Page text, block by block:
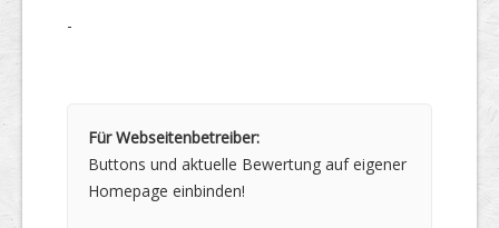
-
Für Webseitenbetreiber:
Buttons und aktuelle Bewertung auf eigener
Homepage einbinden!